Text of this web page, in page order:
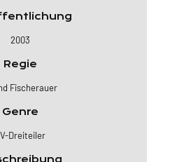
2003
Regie
Fischerauer
Genre
Dreiteiler